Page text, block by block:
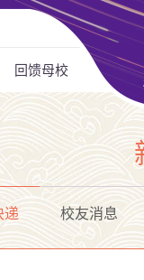
回馈母校
递 校友消息